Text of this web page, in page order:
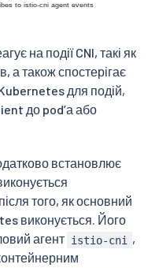
на події CNI, такі як
а також спостерігає
для подій,
до podʼа або
встановлює
того, як основний
виконується. Його
агент istio-cni
,